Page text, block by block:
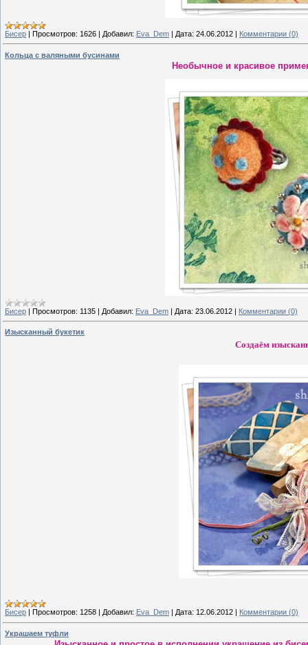
Бисер | Просмотров: 1626 | Добавил: Eva_Dem | Дата: 24.06.2012 | Комментарии (0)
Кольца с валяными бусинами
Необычное и красивое
Бисер | Просмотров: 1135 | Добавил: Eva_Dem | Дата: 23.06.2012 | Комментарии (0)
Изысканный букетик
Создаём
Бисер Просмотров: 1258 Добавил: Eva_Dem Дата: 12.06.2012 Комментарии (0)
Украшаем туфли